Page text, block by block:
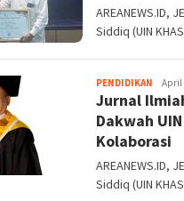
AREANEWS.ID,
Siddiq (UIN
PENDIDIKAN April
Jurnal
Dakwah
Kolaborasi
AREANEWS.ID,
Siddiq (UIN